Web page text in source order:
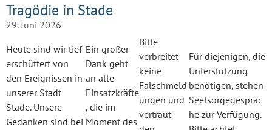
Tragödie in Stade
29. Juni 2026
Heute sind wir tief
erschüttert von
den Ereignissen in
unserer Stadt
Stade. Unsere
Gedanken sind bei
Ein großer
Dank geht
an alle
Einsatzkräfte
, die im
Moment des
Bitte
verbreitet
keine
Falschmeld
ungen und
vertraut
Für diejenigen, die
Unterstützung
benötigen, stehen
Seelsorgegespräc
he zur Verfügung.